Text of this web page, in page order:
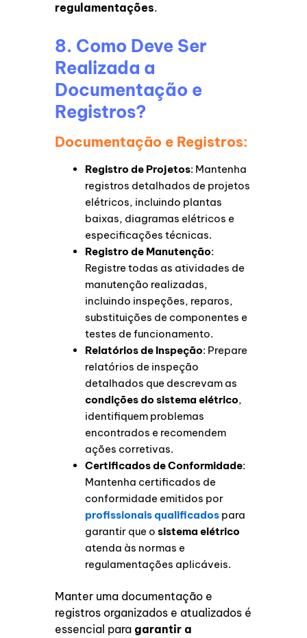
regulamentações.
8. Como Deve Ser
Realizada a
Documentação e
Registros?
Documentação e Registros:
Registro de Projetos: Mantenha
registros detalhados de projetos
elétricos, incluindo plantas
baixas, diagramas elétricos e
especificações técnicas.
Registro de Manutenção:
Registre todas as atividades de
manutenção realizadas,
incluindo inspeções, reparos,
substituições de componentes e
testes de funcionamento.
Relatórios de Inspeção: Prepare
relatórios de inspeção
detalhados que descrevam as
condições do sistema elétrico,
identifiquem problemas
encontrados e recomendem
ações corretivas.
Certificados de Conformidade:
Mantenha certificados de
conformidade emitidos por
profissionais qualificados para
garantir que osistema elétrico
atenda às normas e
regulamentações aplicáveis.
Manter uma documentação e
registros organizados e atualizados é
essencial paragarantir a